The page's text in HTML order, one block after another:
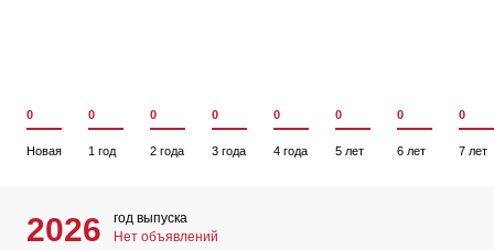
0
Новая
0
1 год
0
2 года
0
3 года
0
4 года
0
5 лет
0
6 лет
0
7 лет
2026
год выпуска
Нет объявлений